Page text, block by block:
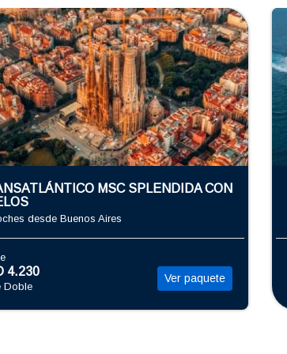
MSC SPLENDIDA CON
desde Buenos Aires
4.230
Doble
Ver paquete